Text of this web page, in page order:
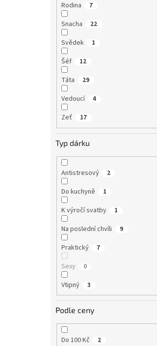
Rodina 7
Snacha 22
Svědek 1
Šéf 12
Táta 29
Vedoucí 4
Zeť 17
Typ dárku
Antistresový 2
Do kuchyně 1
K výročí svatby 1
Na poslední chvíli 9
Praktický 7
Sexy 0
Vtipný 3
Podle ceny
Do 100 Kč 2